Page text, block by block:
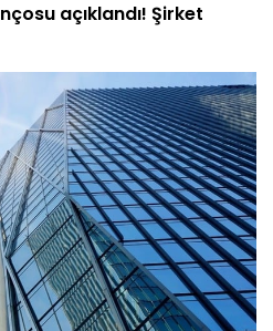
açıklandı! Şirket